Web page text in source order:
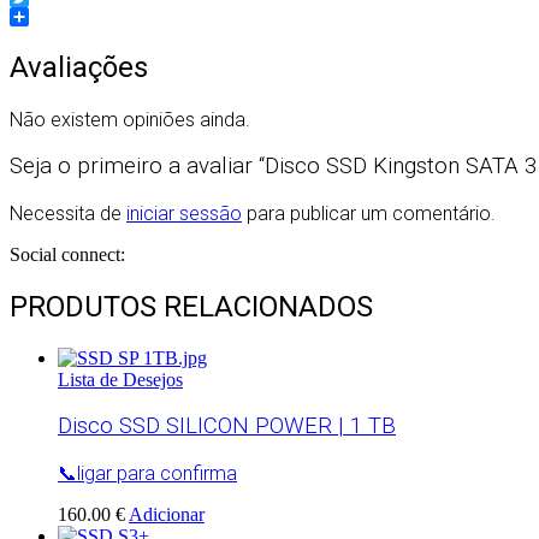
Twitter
Avaliações
Não existem opiniões ainda.
Seja o primeiro a avaliar “Disco SSD Kingston SATA 3
Necessita de iniciar sessão para publicar um comentário.
Social connect:
PRODUTOS RELACIONADOS
Lista de Desejos
Disco SSD SILICON POWER | 1 TB
📞ligar para confirma
160.00 € Adicionar